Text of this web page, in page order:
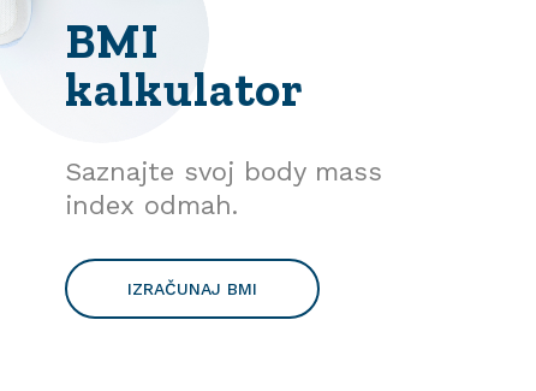
BMI
kalkulator
Saznajte svoj body mass
index odmah.
IZRAČUNAJ BMI